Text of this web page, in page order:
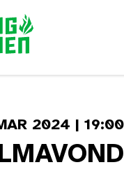
2024 | 19:00